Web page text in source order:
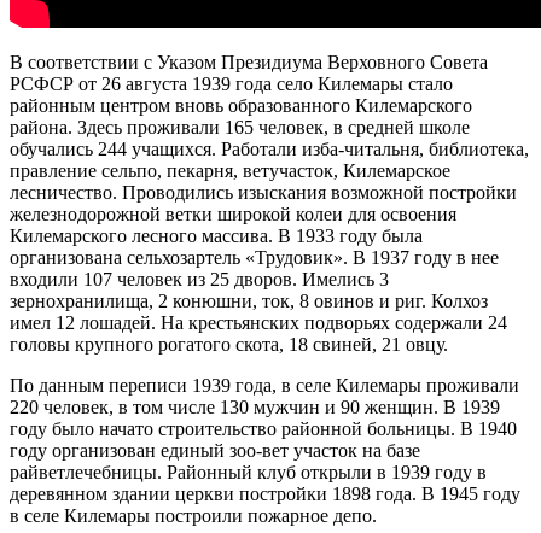
12:03:3101008:138
12:03:3101008:384
Марий Эл, р-н Килемарский,
пгт Килемары, пер Луговой, д
4, кв 1
зу
12:03:3101008:135
Марий Эл, р-н Килемарский,
пгт Килемары, пер Луговой, д
4, кв 2
зу нет
12:03:3101008:124
Марий Эл, р-н Килемарский,
пгт Килемары, пер. Луговой, д
1/2
зу
12:03:3101008:113
Марий Эл, р-н Килемарский,
пгт Килемары, пер. Луговой, д
1/3
12:03:3101008:92
Марий Эл, р-н Килемарский,
пгт Килемары, пер. Луговой, д
2 "б"
зу
12:03:3101008:122
Марий Эл, р-н Килемарский,
пгт Килемары, пер. Луговой, д
2/3
зу нет
12:03:3101008:104
Марий Эл, р-н Килемарский,
пгт Килемары, пер. Луговой, д
3,кв.3
зу нет
Марий Эл, р-н Килемарский,
03:00
-7.1°
764
91%
3.9
269°
15.02
06:00
-6.3°
763
90%
3.7
15.02
09:00
-5.7°
762
89%
В соответствии с Указом Президиума Верховного Совета
РСФСР от 26 августа 1939 года село Килемары стало
районным центром вновь образованного Килемарского
района. Здесь проживали 165 человек, в средней школе
обучались 244 учащихся. Работали изба-читальня, библиотека,
правление сельпо, пекарня, ветучасток, Килемарское
лесничество. Проводились изыскания возможной постройки
железнодорожной ветки широкой колеи для освоения
Килемарского лесного массива. В 1933 году была
организована сельхозартель «Трудовик». В 1937 году в нее
входили 107 человек из 25 дворов. Имелись 3
зернохранилища, 2 конюшни, ток, 8 овинов и риг. Колхоз
имел 12 лошадей. На крестьянских подворьях содержали 24
головы крупного рогатого скота, 18 свиней, 21 овцу.
По данным переписи 1939 года, в селе Килемары проживали
220 человек, в том числе 130 мужчин и 90 женщин. В 1939
году было начато строительство районной больницы. В 1940
году организован единый зоо-вет участок на базе
райветлечебницы. Районный клуб открыли в 1939 году в
деревянном здании церкви постройки 1898 года. В 1945 году
в селе Килемары построили пожарное депо.